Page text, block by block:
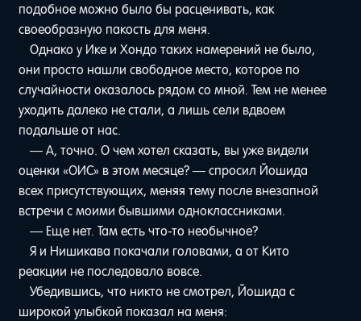
подобное можно было бы расценивать, как
своеобразную пакость для меня.
Однако у Ике и Хондо таких намерений не было,
они просто нашли свободное место, которое по
случайности оказалось рядом со мной. Тем не менее
уходить далеко не стали, а лишь сели вдвоем
подальше от нас.
— А, точно. О чем хотел сказать, вы уже видели
оценки «ОИС» в этом месяце? — спросил Йошида
всех присутствующих, меняя тему после внезапной
встречи с моими бывшими одноклассниками.
— Еще нет. Там есть что-то необычное?
Я и Нишикава покачали головами, а от Кито
реакции не последовало вовсе.
Убедившись, что никто не смотрел, Йошида с
широкой улыбкой показал на меня: